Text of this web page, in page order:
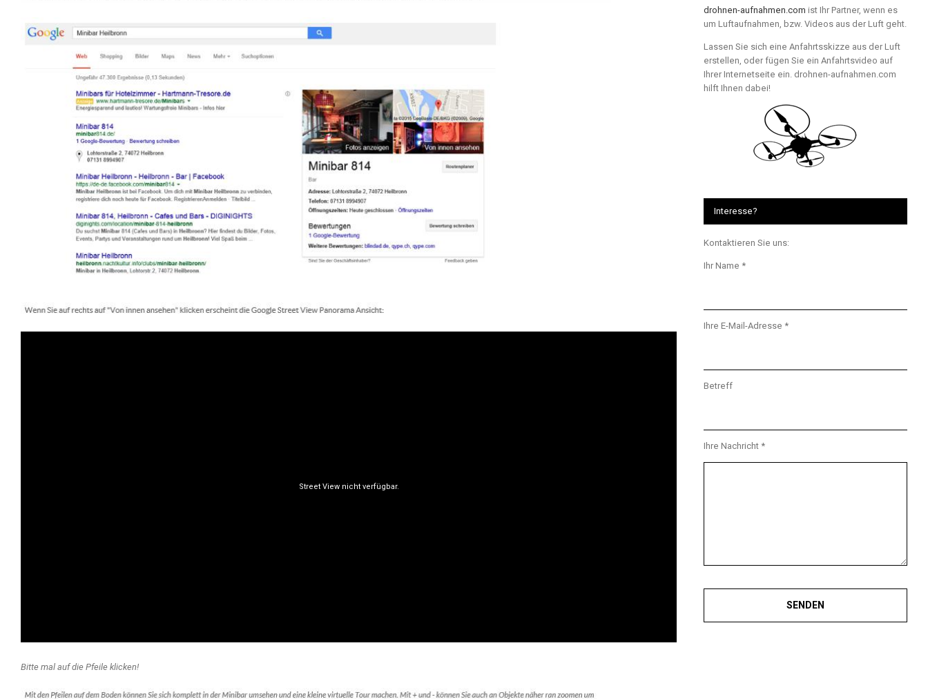
Bitte mal auf die Pfeile klicken!
drohnen-aufnahmen.com ist Ihr Partner, wenn es
um Luftaufnahmen, bzw. Videos aus der Luft geht.
Lassen Sie sich eine Anfahrtsskizze aus der Luft
erstellen, oder fügen Sie ein Anfahrtsvideo auf
Ihrer Internetseite ein. drohnen-aufnahmen.com
hilft Ihnen dabei!
Interesse?
Kontaktieren Sie uns:
Ihr Name *
Ihre E-Mail-Adresse *
Betreff
Ihre Nachricht *